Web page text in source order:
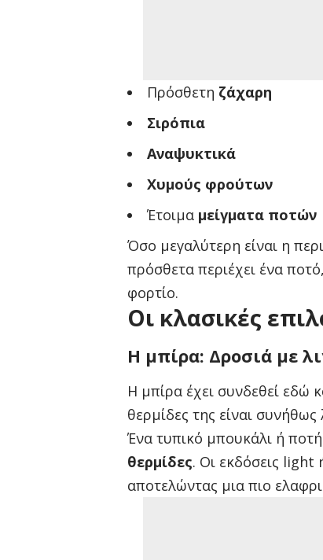
Πρόσθετη ζάχαρη
Σιρόπια
Αναψυκτικά
Χυμούς φρούτων
Έτοιμα μείγματα ποτών
Όσο μεγαλύτερη είναι η
πρόσθετα περιέχει ένα
φορτίο.
Οι κλασικές
Η μπίρα: Δροσιά με
Η μπίρα έχει συνδεθεί εδώ
θερμίδες της είναι
Ένα τυπικό μπουκάλι ή
θερμίδες. Οι εκδόσεις light
αποτελώντας μια πιο